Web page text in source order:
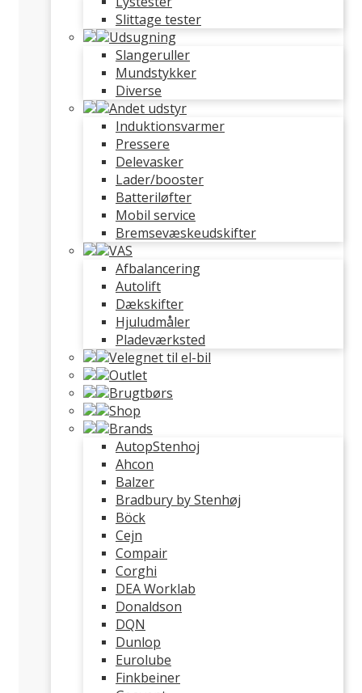
Slittage tester
Udsugning
Slangeruller
Mundstykker
Diverse
Andet udstyr
Induktionsvarmer
Pressere
Delevasker
Lader/booster
Batteriløfter
Mobil service
Bremsevæskeudskifter
VAS
Afbalancering
Autolift
Dækskifter
Hjuludmåler
Pladeværksted
Velegnet til el-bil
Outlet
Brugtbørs
Shop
Brands
AutopStenhoj
Ahcon
Balzer
Bradbury by Stenhøj
Böck
Cejn
Compair
Corghi
DEA Worklab
Donaldson
DQN
Dunlop
Eurolube
Finkbeiner